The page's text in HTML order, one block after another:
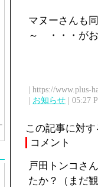
マヌーさんも
～ ・・・がお
| https://www.plus-
| お知らせ | 05:27
この記事に対
コメント
戸田トンコさ
たか？（まだ